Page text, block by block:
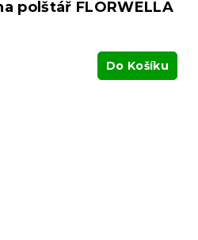
polštář FLORWELLA
Do Košíku